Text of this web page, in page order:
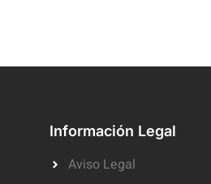
Información Legal
Aviso Legal